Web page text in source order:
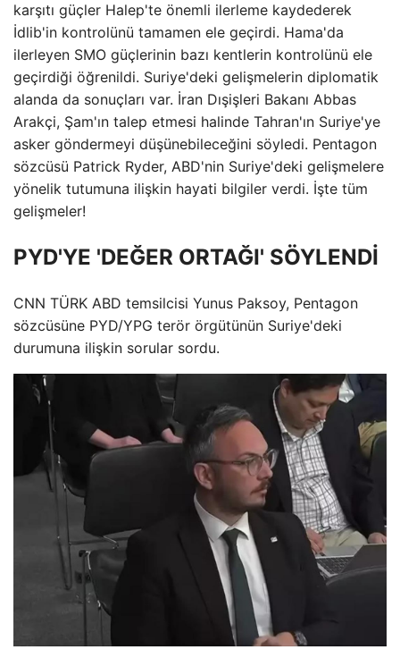
karşıtı güçler Halep'te önemli ilerleme kaydederek
İdlib'in kontrolünü tamamen ele geçirdi. Hama'da
ilerleyen SMO güçlerinin bazı kentlerin kontrolünü ele
geçirdiği öğrenildi. Suriye'deki gelişmelerin diplomatik
alanda da sonuçları var. İran Dışişleri Bakanı Abbas
Arakçi, Şam'ın talep etmesi halinde Tahran'ın Suriye'ye
asker göndermeyi düşünebileceğini söyledi. Pentagon
sözcüsü Patrick Ryder, ABD'nin Suriye'deki gelişmelere
yönelik tutumuna ilişkin hayati bilgiler verdi. İşte tüm
gelişmeler!
PYD'YE 'DEĞER ORTAĞI' SÖYLENDİ
CNN TÜRK ABD temsilcisi Yunus Paksoy, Pentagon
sözcüsüne PYD/YPG terör örgütünün Suriye'deki
durumuna ilişkin sorular sordu.